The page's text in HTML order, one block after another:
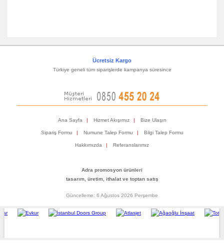
Ücretsiz Kargo
Türkiye geneli tüm siparişlerde kampanya süresince
Ana Sayfa Hizmet Akışımız Bize Ulaşın
Sipariş Formu Numune Talep Formu Bilgi Talep Formu
Hakkımızda Referanslarımız
Adra promosyon ürünleri
tasarım, üretim, ithalat ve toptan satış
Güncelleme: 6 Ağustos 2026 Perşembe